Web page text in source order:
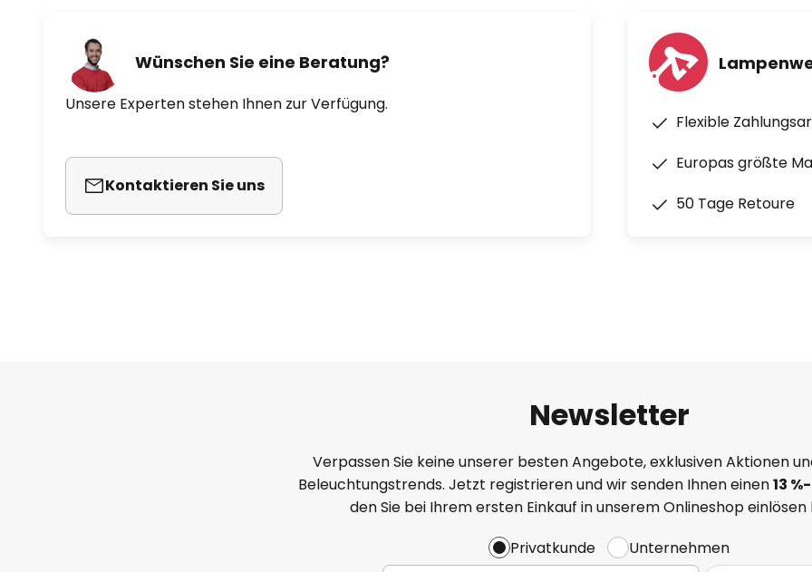
Wünschen Sie eine Beratung?
Unsere Experten stehen Ihnen zur Verfügung.
Kontaktieren Sie uns
Flexible
Europas größte
50 Tage Retoure
Newsletter
Verpassen Sie keine unserer besten Angebote, exklusiven Aktionen
Beleuchtungstrends. Jetzt registrieren und wir senden Ihnen einen13
den Sie bei Ihrem ersten Einkauf in unserem Onlineshop
Privatkunde
Unternehmen